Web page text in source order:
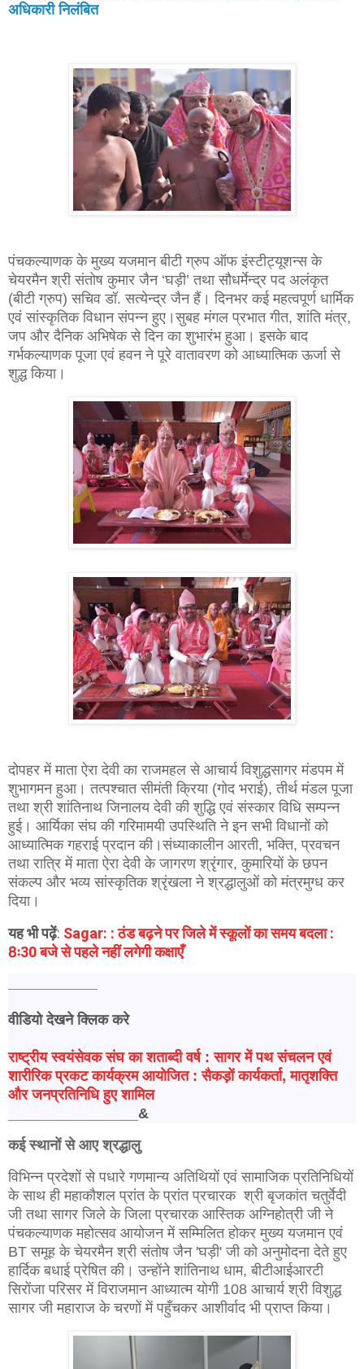
अधिकारी निलंबित
पंचकल्याणक के मुख्य यजमान बीटी ग्रुप ऑफ इंस्टीट्यूशन्स के
चेयरमैन श्री संतोष कुमार जैन ‘घड़ी’ तथा सौधर्मेन्द्र पद अलंकृत
(बीटी ग्रुप) सचिव डॉ. सत्येन्द्र जैन हैं। दिनभर कई महत्वपूर्ण धार्मिक
एवं सांस्कृतिक विधान संपन्न हुए।सुबह मंगल प्रभात गीत, शांति मंत्र,
जप और दैनिक अभिषेक से दिन का शुभारंभ हुआ। इसके बाद
गर्भकल्याणक पूजा एवं हवन ने पूरे वातावरण को आध्यात्मिक ऊर्जा से
शुद्ध किया।
दोपहर में माता ऐरा देवी का राजमहल से आचार्य विशुद्धसागर मंडपम में
शुभागमन हुआ। तत्पश्चात सीमंती क्रिया (गोद भराई), तीर्थ मंडल पूजा
तथा श्री शांतिनाथ जिनालय देवी की शुद्धि एवं संस्कार विधि सम्पन्न
हुई। आर्यिका संघ की गरिमामयी उपस्थिति ने इन सभी विधानों को
आध्यात्मिक गहराई प्रदान की।संध्याकालीन आरती, भक्ति, प्रवचन
तथा रात्रि में माता ऐरा देवी के जागरण श्रृंगार, कुमारियों के छपन
संकल्प और भव्य सांस्कृतिक श्रृंखला ने श्रद्धालुओं को मंत्रमुग्ध कर
दिया।
यह भी पढ़ें: Sagar: : ठंड बढ़ने पर जिले में स्कूलों का समय बदला :
8ः30 बजे से पहले नहीं लगेगी कक्षाएँ
वीडियो देखने क्लिक करे
राष्ट्रीय स्वयंसेवक संघ का शताब्दी वर्ष : सागर में पथ संचलन एवं
शारीरिक प्रकट कार्यक्रम आयोजित : सैकड़ों कार्यकर्ता, मातृशक्ति
और जनप्रतिनिधि हुए शामिल
________________&
कई स्थानों से आए श्रद्धालु
विभिन्न प्रदेशों से पधारे गणमान्य अतिथियों एवं सामाजिक प्रतिनिधियों
के साथ ही महाकौशल प्रांत के प्रांत प्रचारक श्री बृजकांत चतुर्वेदी
जी तथा सागर जिले के जिला प्रचारक आस्तिक अग्निहोत्री जी ने
पंचकल्याणक महोत्सव आयोजन में सम्मिलित होकर मुख्य यजमान एवं
BT समूह के चेयरमैन श्री संतोष जैन 'घड़ी' जी को अनुमोदना देते हुए
हार्दिक बधाई प्रेषित की। उन्होंने शांतिनाथ धाम, बीटीआईआरटी
सिरोंजा परिसर में विराजमान आध्यात्म योगी 108 आचार्य श्री विशुद्ध
सागर जी महाराज के चरणों में पहुँचकर आशीर्वाद भी प्राप्त किया।